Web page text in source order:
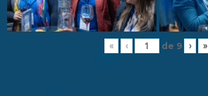
« ‹ de 9 › »